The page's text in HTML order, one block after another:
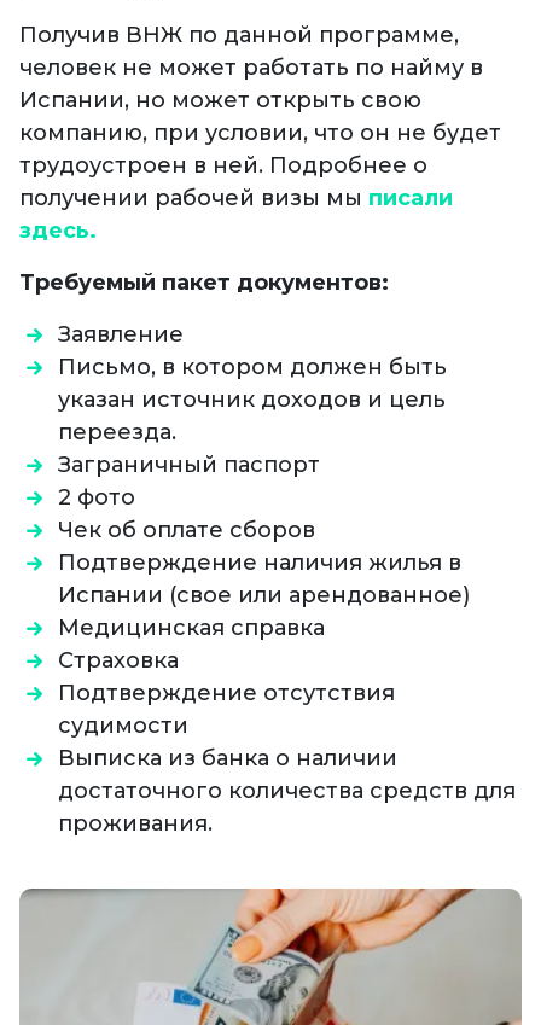
Получив ВНЖ по данной программе,
человек не может работать по найму в
Испании, но может открыть свою
компанию, при условии, что он не будет
трудоустроен в ней. Подробнее о
получении рабочей визы мы писали
здесь.
Требуемый пакет документов:
Заявление
Письмо, в котором должен быть
указан источник доходов и цель
переезда.
Заграничный паспорт
2 фото
Чек об оплате сборов
Подтверждение наличия жилья в
Испании (свое или арендованное)
Медицинская справка
Страховка
Подтверждение отсутствия
судимости
Выписка из банка о наличии
достаточного количества средств для
проживания.